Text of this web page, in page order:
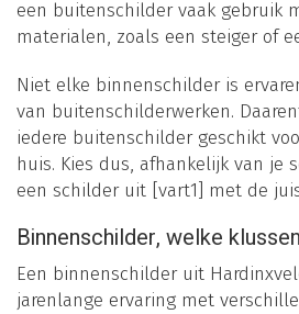
een buitenschilder vaak gebruik
materialen, zoals een steiger of
Niet elke binnenschilder is
van buitenschilderwerken.
iedere buitenschilder geschikt
huis. Kies dus, afhankelijk van je
een schilder uit [vart1] met de
Binnenschilder, welke
Een binnenschilder uit
jarenlange ervaring met